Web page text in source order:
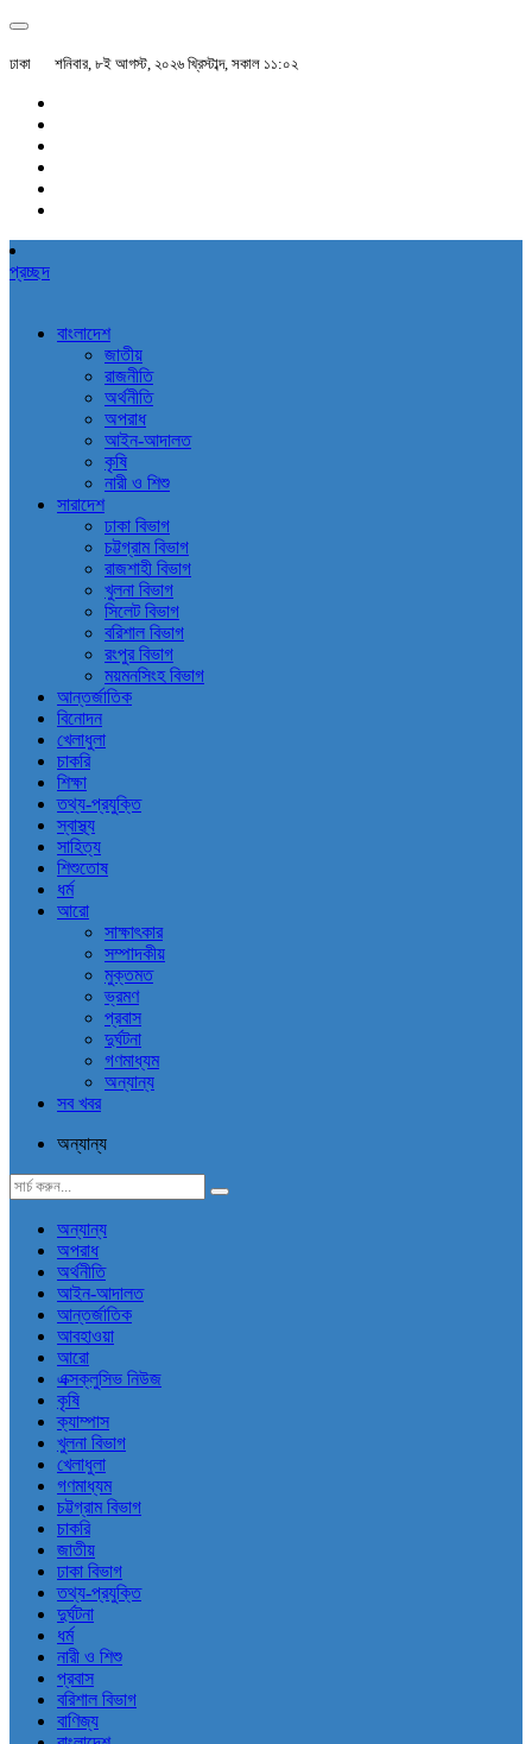
ঢাকা শনিবার, ৮ই আগস্ট, ২০২৬ খ্রিস্টাব্দ, সকাল ১১:০২
প্রচ্ছদ
বাংলাদেশ
জাতীয়
রাজনীতি
অর্থনীতি
অপরাধ
আইন-আদালত
কৃষি
নারী ও শিশু
সারাদেশ
ঢাকা বিভাগ
চট্টগ্রাম বিভাগ
রাজশাহী বিভাগ
খুলনা বিভাগ
সিলেট বিভাগ
বরিশাল বিভাগ
রংপুর বিভাগ
ময়মনসিংহ বিভাগ
আন্তর্জাতিক
বিনোদন
খেলাধুলা
চাকরি
শিক্ষা
তথ্য-প্রযুক্তি
স্বাস্থ্য
সাহিত্য
শিশুতোষ
ধর্ম
আরো
সাক্ষাৎকার
সম্পাদকীয়
মুক্তমত
ভ্রমণ
প্রবাস
দুর্ঘটনা
গণমাধ্যম
অন্যান্য
সব খবর
অন্যান্য
অন্যান্য
অপরাধ
অর্থনীতি
আইন-আদালত
আন্তর্জাতিক
আবহাওয়া
আরো
এক্সক্লুসিভ নিউজ
কৃষি
ক্যাম্পাস
খুলনা বিভাগ
খেলাধুলা
গণমাধ্যম
চট্টগ্রাম বিভাগ
চাকরি
জাতীয়
ঢাকা বিভাগ
তথ্য-প্রযুক্তি
দুর্ঘটনা
ধর্ম
নারী ও শিশু
প্রবাস
বরিশাল বিভাগ
বাণিজ্য